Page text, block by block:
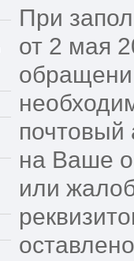
При
от 2 мая
почтовый
на Ваше
или